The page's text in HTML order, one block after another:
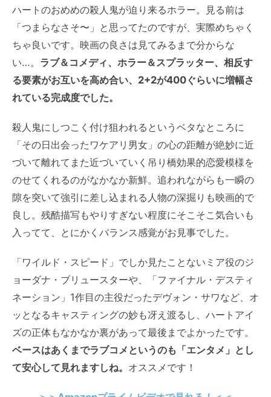
ハートのおめめの殺人鬼が迫り来るホラー。見る前は
「つまらなさそ〜」と思ってたのですが、実際めちゃく
ちゃ良いです。映画の良さは見てみるまで分からな
い…。 ラブ＆コメディ、ホラー＆スプラッター、相反す
る要素がお互いを高め合い、2+2が400ぐらいに増幅さ
れている完成度でした。
殺人鬼にしつこく付け狙われるというベタなところに
「その日出会ったワケアリ男女」の心の距離が絶妙に近
づいて離れてまた近づいていく吊り橋効果的恋愛模様を
のせてくれるのがなかなか新鮮。追われながらも一瞬の
隙を突いて強引に差し込まれる人物の深掘りも映画的で
良し。残酷描写もやりすぎない程度にそこそこ気合いも
入ってて、とにかくバランス感覚がお見事でした。
「ワイルド・スピード」でしか見たことないミア役のジ
ョーダナ・ブリュースターや、「ファイナル・デスティ
ネーション」1作目の主役だったデヴォン・サワなど、オ
ッとなるキャスティングの妙も冴え渡るし、ハートアイ
ズの正体もなかなか裏があって最後までよかったです。
ベースはあくまでラブコメというのも「エンタメ」とし
て安心して見れますしね。 オススメです！